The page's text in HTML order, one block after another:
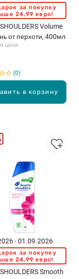
в корзину
за покупку
24,99 евро!
Volume
от перхоти, 400мл
цена
0
- 01.09.2026
за покупку
24,99 евро!
Smooth